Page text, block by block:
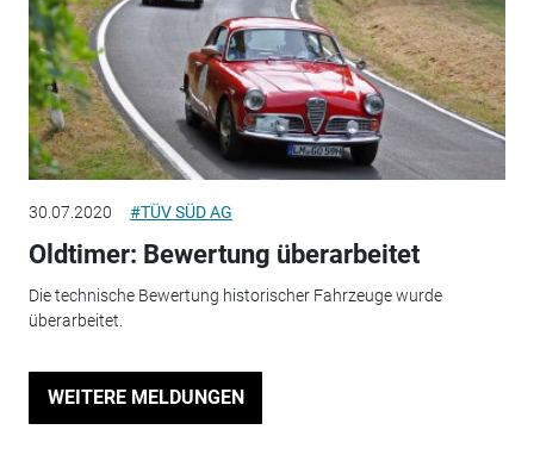
30.07.2020 #TÜV SÜD AG
Oldtimer: Bewertung überarbeitet
Die technische Bewertung historischer Fahrzeuge wurde
überarbeitet.
WEITERE MELDUNGEN